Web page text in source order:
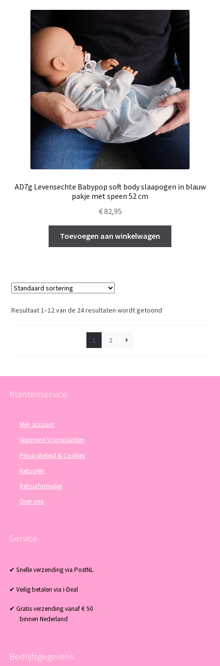
AD7g Levensechte Babypop soft body slaapogen in blauw
pakje met speen 52 cm
€82,95
Toevoegen aan winkelwagen
Resultaat 1–12 van de 24 resultaten wordt getoond
1 2
Klantenservice
Mijn account
Algemene Voorwaarden
Privacybeleid & Cookies
Retouren
Retourformulier
Over ons
Service
✔ Snelle verzending via PostNL
✔ Veilig betalen via i-Deal
✔ Gratis verzending vanaf € 50
binnen Nederland
Bedrijfsgegevens